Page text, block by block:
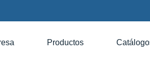
Productos